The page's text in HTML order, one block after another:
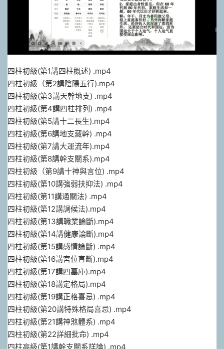
四柱初級(第1講四柱概述) .mp4
四柱初級（第2講陰陽五行).mp4
四柱初級(第3講天幹地支) .mp4
四柱初級(第4講四柱排列) .mp4
四柱初級(第5講十二長生).mp4
四柱初級(第6講地支藏幹) .mp4
四柱初級(第7講大運流年).mp4
四柱初級(第8講幹支關系).mp4
四柱初級（第9講十神與言位) .mp4
四柱初級(第10講強弱扶抑法) .mp4
四柱初級(第11講通關法) .mp4
四柱初級(第12講調候法).mp4
四柱初級(第13講職業論斷).mp4
四柱初級(第14講健康論斷).mp4
四柱初級(第15講感情論斷) .mp4
四柱初級(第16講宮位直斷).mp4
四柱初級(第17講四墓庫).mp4
四柱初級(第18講定格局).mp4
四柱初級(第19講正格喜忌) .mp4
四柱初級(第20講特殊格局喜忌) .mp4
四柱初級(第21講神煞體系) .mp4
四柱初級(第22詳細批命) .mp4
四柱高級(第1講幹支關系詳論) .mp4